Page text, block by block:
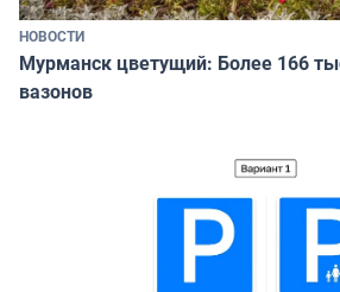
НОВОСТИ
Мурманск цветущий: Более 166
вазонов